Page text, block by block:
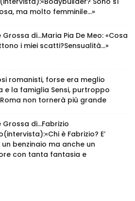
ma molto femminile…»
Grossa di…Maria Pia De Meo: «Cosa
i miei scatti?Sensualità…»
romanisti, forse era meglio
e la famiglia Sensi, purtroppo
non tornerà più grande
Grossa di…Fabrizio
è Fabrizio? E’
benzinaio ma anche un
con tanta fantasia e